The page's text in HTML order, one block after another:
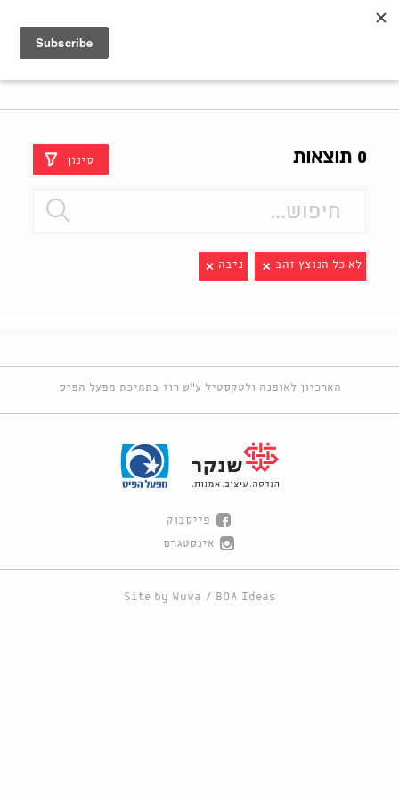
0 תוצאות סינון
לא כל הנוצץ זהב ניבה
הארכיון לאופנה ולטקסטיל ע"ש רוז בתמיכת מפעל הפיס
פייסבוק
אינסטגרם
Site by Wuwa / BOA Ideas